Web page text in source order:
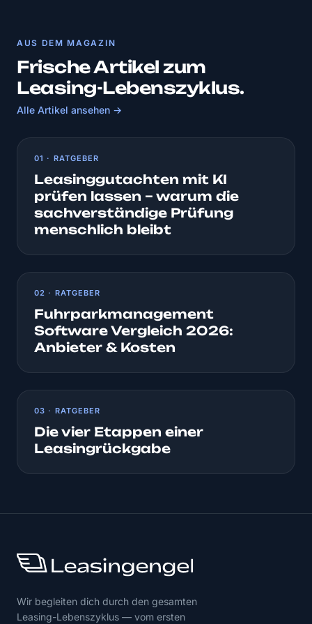
AUS DEM MAGAZIN
Frische Artikel zum
Leasing-Lebenszyklus.
Alle Artikel ansehen →
01 · RATGEBER
Leasinggutachten mit KI
prüfen lassen – warum die
sachverständige Prüfung
menschlich bleibt
02 · RATGEBER
Fuhrparkmanagement
Software Vergleich 2026:
Anbieter & Kosten
03 · RATGEBER
Die vier Etappen einer
Leasingrückgabe
Wir begleiten dich durch den gesamten
Leasing-Lebenszyklus — vom ersten